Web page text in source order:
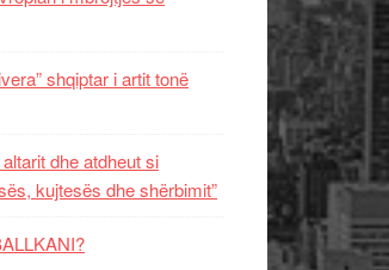
shqiptar i artit tonë
dhe atdheut si
kujtesës dhe shërbimit”